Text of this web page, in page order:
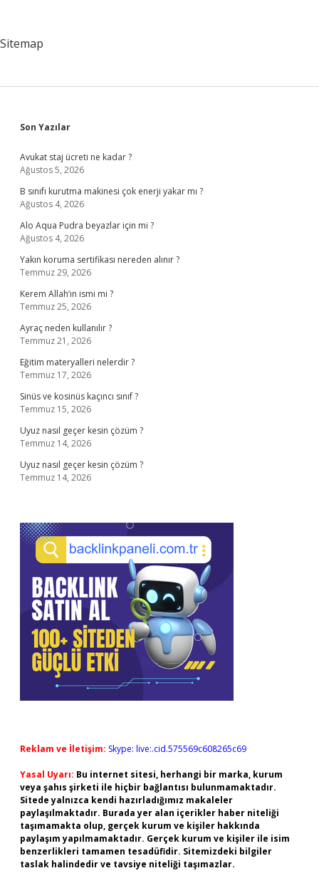
Sitemap
Sidebar
Son Yazılar
Avukat staj ücreti ne kadar ?
Ağustos 5, 2026
B sınıfı kurutma makinesi çok enerji yakar mı ?
Ağustos 4, 2026
Alo Aqua Pudra beyazlar için mi ?
Ağustos 4, 2026
Yakın koruma sertifikası nereden alınır ?
Temmuz 29, 2026
Kerem Allah’ın ismi mi ?
Temmuz 25, 2026
Ayraç neden kullanılır ?
Temmuz 21, 2026
Eğitim materyalleri nelerdir ?
Temmuz 17, 2026
Sinüs ve kosinüs kaçıncı sınıf ?
Temmuz 15, 2026
Uyuz nasıl geçer kesin çözüm ?
Temmuz 14, 2026
Uyuz nasıl geçer kesin çözüm ?
Temmuz 14, 2026
Reklam ve İletişim: Skype: live:.cid.575569c608265c69
Yasal Uyarı: Bu internet sitesi, herhangi bir marka, kurum
veya şahıs şirketi ile hiçbir bağlantısı bulunmamaktadır.
Sitede yalnızca kendi hazırladığımız makaleler
paylaşılmaktadır. Burada yer alan içerikler haber niteliği
taşımamakta olup, gerçek kurum ve kişiler hakkında
paylaşım yapılmamaktadır. Gerçek kurum ve kişiler ile isim
benzerlikleri tamamen tesadüfidir. Sitemizdeki bilgiler
taslak halindedir ve tavsiye niteliği taşımazlar.